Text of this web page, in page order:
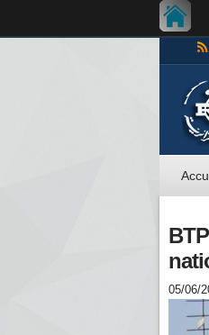
05/06/